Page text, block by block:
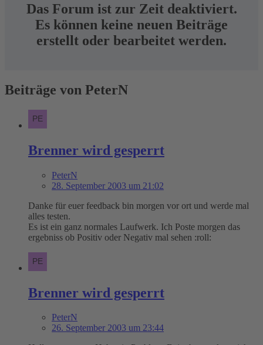
Das Forum ist zur Zeit deaktiviert.
Es können keine neuen Beiträge
erstellt oder bearbeitet werden.
Beiträge von PeterN
Brenner wird gesperrt
PeterN
28. September 2003 um 21:02
Danke für euer feedback bin morgen vor ort und werde mal
alles testen.
Es ist ein ganz normales Laufwerk. Ich Poste morgen das
ergebniss ob Positiv oder Negativ mal sehen :roll:
Brenner wird gesperrt
PeterN
26. September 2003 um 23:44